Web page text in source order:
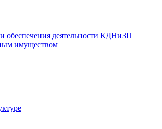
обеспечения деятельности КДНиЗП
имуществом